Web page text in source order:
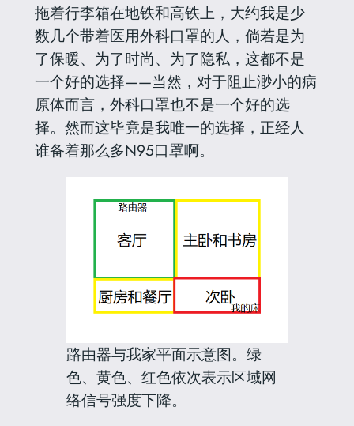
拖着行李箱在地铁和高铁上，大约我是少
数几个带着医用外科口罩的人，倘若是为
了保暖、为了时尚、为了隐私，这都不是
一个好的选择——当然，对于阻止渺小的病
原体而言，外科口罩也不是一个好的选
择。然而这毕竟是我唯一的选择，正经人
谁备着那么多N95口罩啊。
路由器与我家平面示意图。绿
色、黄色、红色依次表示区域网
络信号强度下降。